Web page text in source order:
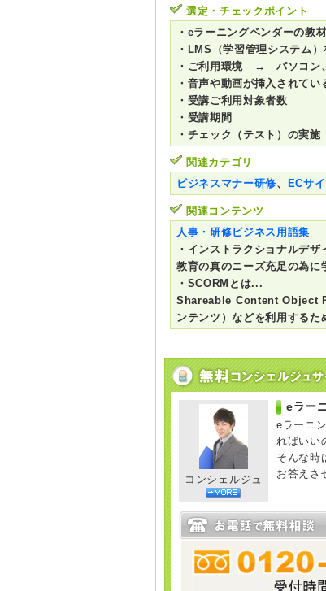
選定・チェックポイント
・eラーニングベンダーの
・LMS（学習管理システム
・ご利用環境 → パソコン
・音声や動画が挿入されて
・受講ご利用対象者数
・受講期間
・チェック（テスト）の実施
関連カテゴリ
ビジネスマナー研修、 ECサ
関連コンテンツ
人事・研修ビジネス用語集
・インストラクショナルデ
教育の真のニーズ充足の為に
・SCORMとは...
Shareable Content Object
ンテンツ）などを利用するた
コンシェルジュ
eラー
eラーニ
ればいい
そんな時
お答えさ